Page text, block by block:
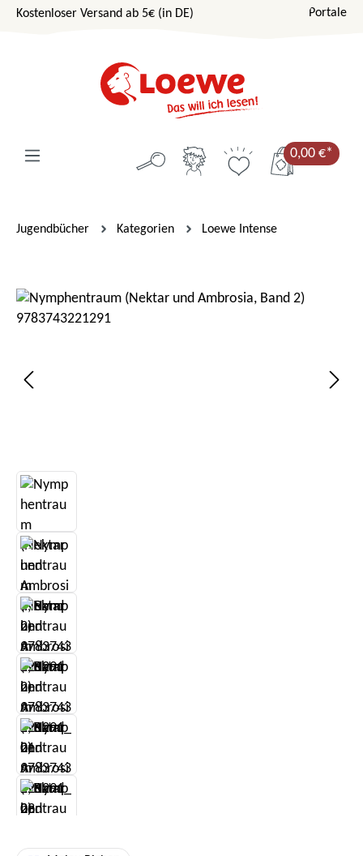
Zum Hauptinhalt springen
Kostenloser Versand ab 5€ (in DE) Portale
0,00 €*
Jugendbücher Kategorien Loewe Intense
Bildergalerie überspringen